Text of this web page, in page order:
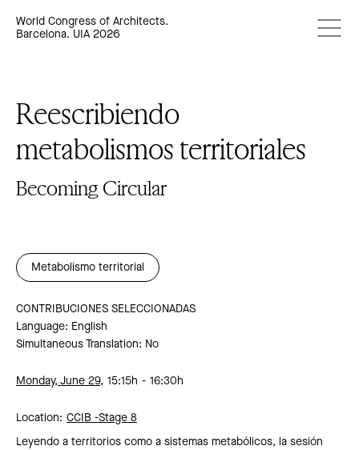
World Congress of Architects.
Barcelona. UIA 2026
Reescribiendo
metabolismos territoriales
Becoming Circular
Metabolismo territorial
CONTRIBUCIONES SELECCIONADAS
Language: English
Simultaneous Translation: No
Monday, June 29, 15:15h 16:30h
Location: CCIB -Stage 8
Leyendo a territorios como a sistemas metabólicos, la sesión